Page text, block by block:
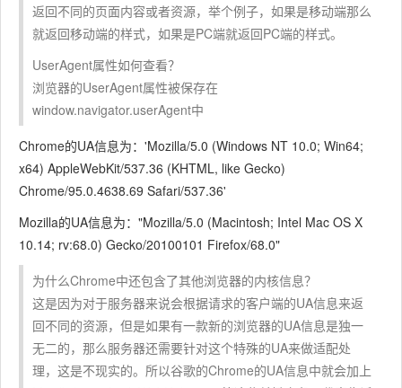
返回不同的页面内容或者资源，举个例子，如果是移动端那么
就返回移动端的样式，如果是PC端就返回PC端的样式。
UserAgent属性如何查看？
浏览器的UserAgent属性被保存在
window.navigator.userAgent中
Chrome的UA信息为：'Mozilla/5.0 (Windows NT 10.0; Win64;
x64) AppleWebKit/537.36 (KHTML, like Gecko)
Chrome/95.0.4638.69 Safari/537.36'
Mozilla的UA信息为："Mozilla/5.0 (Macintosh; Intel Mac OS X
10.14; rv:68.0) Gecko/20100101 Firefox/68.0"
为什么Chrome中还包含了其他浏览器的内核信息？
这是因为对于服务器来说会根据请求的客户端的UA信息来返
回不同的资源，但是如果有一款新的浏览器的UA信息是独一
无二的，那么服务器还需要针对这个特殊的UA来做适配处
理，这是不现实的。所以谷歌的Chrome的UA信息中就会加上